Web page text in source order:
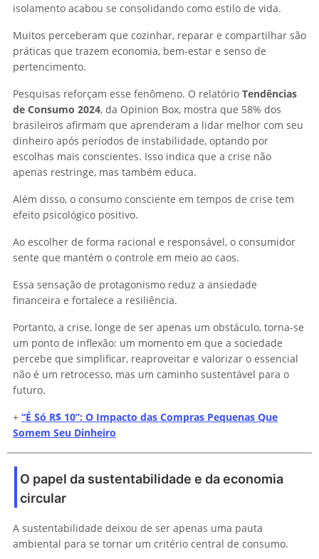
isolamento acabou se consolidando como estilo de vida.
Muitos perceberam que cozinhar, reparar e compartilhar são
práticas que trazem economia, bem-estar e senso de
pertencimento.
Pesquisas reforçam esse fenômeno. O relatório Tendências
de Consumo 2024, da Opinion Box, mostra que 58% dos
brasileiros afirmam que aprenderam a lidar melhor com seu
dinheiro após períodos de instabilidade, optando por
escolhas mais conscientes. Isso indica que a crise não
apenas restringe, mas também educa.
Além disso, o consumo consciente em tempos de crise tem
efeito psicológico positivo.
Ao escolher de forma racional e responsável, o consumidor
sente que mantém o controle em meio ao caos.
Essa sensação de protagonismo reduz a ansiedade
financeira e fortalece a resiliência.
Portanto, a crise, longe de ser apenas um obstáculo, torna-se
um ponto de inflexão: um momento em que a sociedade
percebe que simplificar, reaproveitar e valorizar o essencial
não é um retrocesso, mas um caminho sustentável para o
futuro.
+ “É Só R$ 10”: O Impacto das Compras Pequenas Que
Somem Seu Dinheiro
O papel da sustentabilidade e da economia
circular
A sustentabilidade deixou de ser apenas uma pauta
ambiental para se tornar um critério central de consumo.